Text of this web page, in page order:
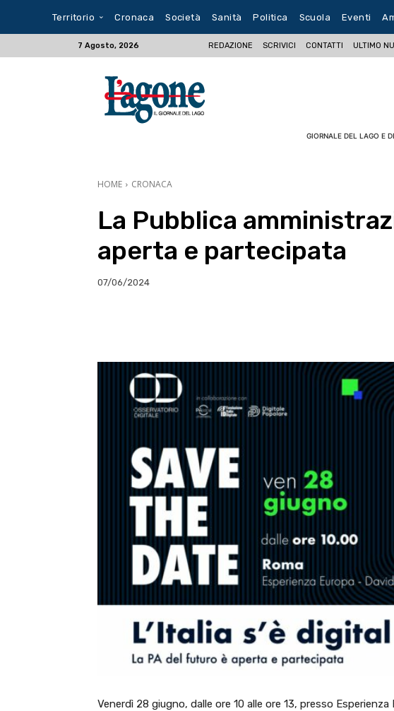
Territorio Cronaca Società Sanità Politica Scuola Eventi
7 Agosto, 2026 REDAZIONE SCRIVICI CONTATTI ULTIMO
GIORNALE DEL LAGO E
HOME CRONACA
La Pubblica
aperta e partecipata
07/06/2024
Venerdì 28 giugno, dalle ore 10 alle ore 13, presso